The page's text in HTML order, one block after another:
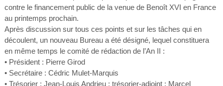
contre le financement public de la venue de Benoît XVI en France
au printemps prochain.
Après discussion sur tous ces points et sur les tâches qui en
découlent, un nouveau Bureau a été désigné, lequel constituera
en même temps le comité de rédaction de l’An II :
• Président : Pierre Girod
• Secrétaire : Cédric Mulet-Marquis
• Trésorier : Jean-Louis Andrieu ; trésorier-adjoint : Marcel